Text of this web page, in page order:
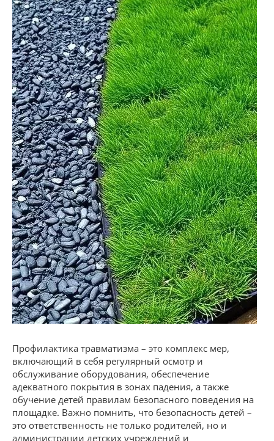
Профилактика травматизма – это комплекс мер,
включающий в себя регулярный осмотр и
обслуживание оборудования, обеспечение
адекватного покрытия в зонах падения, а также
обучение детей правилам безопасного поведения на
площадке. Важно помнить, что безопасность детей –
это ответственность не только родителей, но и
администрации детских учреждений и